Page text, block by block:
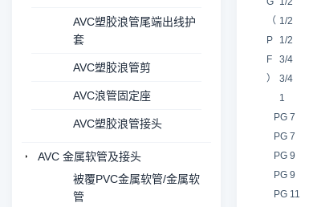
AVC塑胶浪管尾端出线护
套
AVC塑胶浪管剪
AVC浪管固定座
AVC塑胶浪管接头
AVC 金属软管及接头
被覆PVC金属软管/金属软
管
（
P
F
）
1/2
1/2
3/4
3/4
1
PG 7
PG 7
PG 9
PG 9
PG 11